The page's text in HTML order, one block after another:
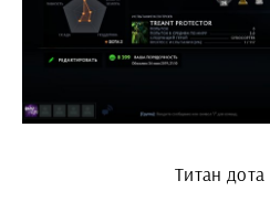
Титан дота